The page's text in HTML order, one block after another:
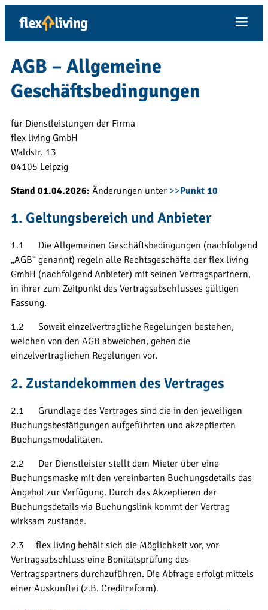
Inhalt
springen
AGB – Allgemeine
Geschäftsbedingungen
für Dienstleistungen der Firma
flex living GmbH
Waldstr. 13
04105 Leipzig
Stand 01.04.2026: Änderungen unter >>Punkt 10
1. Geltungsbereich und Anbieter
1.1 Die Allgemeinen Geschäftsbedingungen (nachfolgend
„AGB“ genannt) regeln alle Rechtsgeschäfte der flex living
GmbH (nachfolgend Anbieter) mit seinen Vertragspartnern,
in ihrer zum Zeitpunkt des Vertragsabschlusses gültigen
Fassung.
1.2 Soweit einzelvertragliche Regelungen bestehen,
welchen von den AGB abweichen, gehen die
einzelvertraglichen Regelungen vor.
2. Zustandekommen des Vertrages
2.1 Grundlage des Vertrages sind die in den jeweiligen
Buchungsbestätigungen aufgeführten und akzeptierten
Buchungsmodalitäten.
2.2 Der Dienstleister stellt dem Mieter über eine
Buchungsmaske mit den vereinbarten Buchungsdetails das
Angebot zur Verfügung. Durch das Akzeptieren der
Buchungsdetails via Buchungslink kommt der Vertrag
wirksam zustande.
2.3 flex living behält sich die Möglichkeit vor, vor
Vertragsabschluss eine Bonitätsprüfung des
Vertragspartners durchzuführen. Die Abfrage erfolgt mittels
einer Auskunftei (z.B. Creditreform).